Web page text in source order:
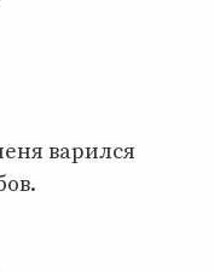
варился